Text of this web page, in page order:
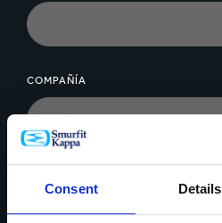
Consent Details
COMPAÑÍA